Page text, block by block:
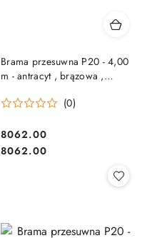
Brama przesuwna P20 - 4,00
m - antracyt , brązowa ,
(0)
Cena:
8062.00
Cena:
8062.00